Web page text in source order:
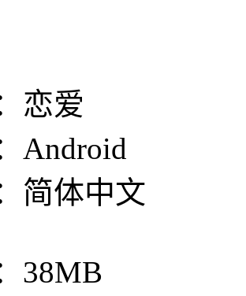
恋爱
Android
简体中文
38MB